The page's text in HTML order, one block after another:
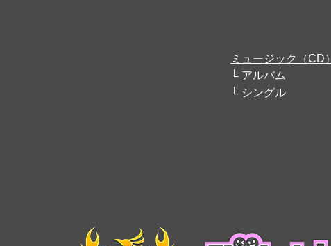
ミュージック（CD）
アルバム
シングル